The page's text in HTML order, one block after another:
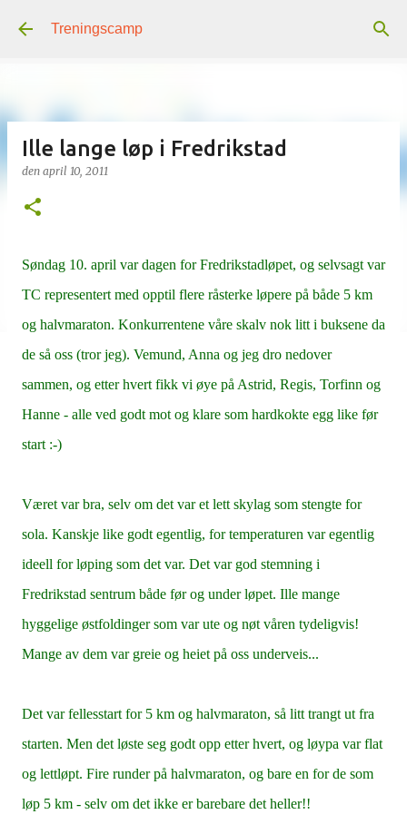
Gå til hovedinnhold
Treningscamp
Ille lange løp i Fredrikstad
den april 10, 2011
Søndag 10. april var dagen for Fredrikstadløpet, og selvsagt var
TC representert med opptil flere råsterke løpere på både 5 km
og halvmaraton. Konkurrentene våre skalv nok litt i buksene da
de så oss (tror jeg). Vemund, Anna og jeg dro nedover
sammen, og etter hvert fikk vi øye på Astrid, Regis, Torfinn og
Hanne - alle ved godt mot og klare som hardkokte egg like før
start :-)
Været var bra, selv om det var et lett skylag som stengte for
sola. Kanskje like godt egentlig, for temperaturen var egentlig
ideell for løping som det var. Det var god stemning i
Fredrikstad sentrum både før og under løpet. Ille mange
hyggelige østfoldinger som var ute og nøt våren tydeligvis!
Mange av dem var greie og heiet på oss underveis...
Det var fellesstart for 5 km og halvmaraton, så litt trangt ut fra
starten. Men det løste seg godt opp etter hvert, og løypa var flat
og lettløpt. Fire runder på halvmaraton, og bare en for de som
løp 5 km - selv om det ikke er barebare det heller!!